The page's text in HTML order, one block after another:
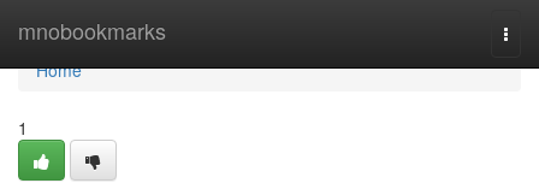
mnobookmarks
Home
Home
1